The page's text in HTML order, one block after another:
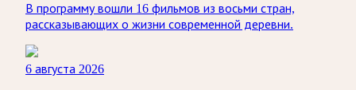
В программу вошли 16 фильмов из восьми стран,
рассказывающих о жизни современной деревни.
6 августа 2026